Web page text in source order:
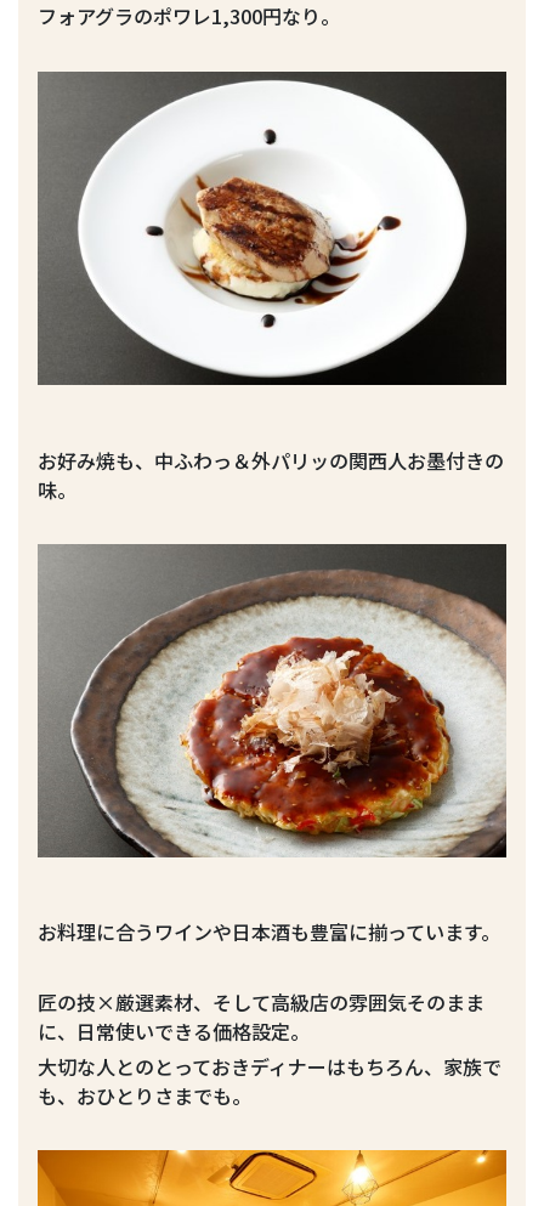
フォアグラのポワレ1,300円なり。
お好み焼も、中ふわっ＆外パリッの関西人お墨付きの
味。
お料理に合うワインや日本酒も豊富に揃っています。
匠の技×厳選素材、そして高級店の雰囲気そのまま
に、日常使いできる価格設定。
大切な人とのとっておきディナーはもちろん、家族で
も、おひとりさまでも。